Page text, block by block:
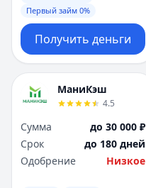
Первый займ 0%
Получить деньги
МаниКэш
4.5
Сумма
до 30 000 ₽
Срок
до 180 дней
Одобрение
Низкое